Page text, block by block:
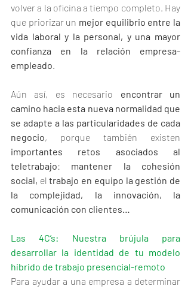
volver a la oficina a tiempo completo. Hay
que priorizar un mejor equilibrio entre la
vida laboral y la personal, y una mayor
confianza en la relación empresa-
empleado.
Aún así, es necesario encontrar un
camino hacia esta nueva normalidad que
se adapte a las particularidades de cada
negocio
importantes retos asociados al
teletrabajo: mantener la cohesión
social, el trabajo en equipo la gestión de
la complejidad, la innovación, la
comunicación con clientes…
Las 4C’s: Nuestra brújula para
desarrollar la identidad de tu modelo
híbrido de trabajo presencial-remoto
Para ayudar a una empresa a determinar